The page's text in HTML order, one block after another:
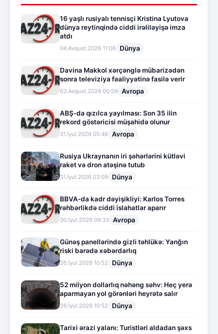
16 yaşlı rusiyalı tennisçi Kristina Lyutova
dünya reytinqində ciddi irəliləyişə imza
atdı
04.Avqust.2026 11:06 Dünya
Davina Makkol xərçənglə mübarizədən
sonra televiziya fəaliyyətinə fasilə verir
03.Avqust.2026 00:59 Avropa
ABŞ-da qızılca yayılması: Son 35 ilin
rekord göstəricisi müşahidə olunur
31.İyul.2026 05:46 Avropa
Rusiya Ukraynanın iri şəhərlərini kütləvi
raket və dron atəşinə tutub
31.İyul.2026 03:09 Dünya
BBVA-da kadr dəyişikliyi: Karlos Torres
rəhbərlikdə ciddi islahatlar aparır
30.İyul.2026 09:33 Avropa
Günəş panellərində gizli təhlükə: Yanğın
riski barədə xəbərdarlıq
26.İyul.2026 10:52 Dünya
52 milyon dollarlıq nəhəng səhv: Heç yerə
aparmayan yol görənləri heyrətə salır
26.İyul.2026 10:52 Dünya
Tarixi ərazi yalanı: Turistləri aldadan şəxs